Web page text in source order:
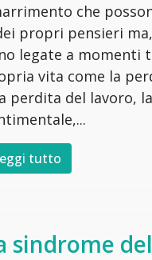
che
propri pensieri
legate a momenti
vita come la
perdita del lavoro,
tutto
sindrome